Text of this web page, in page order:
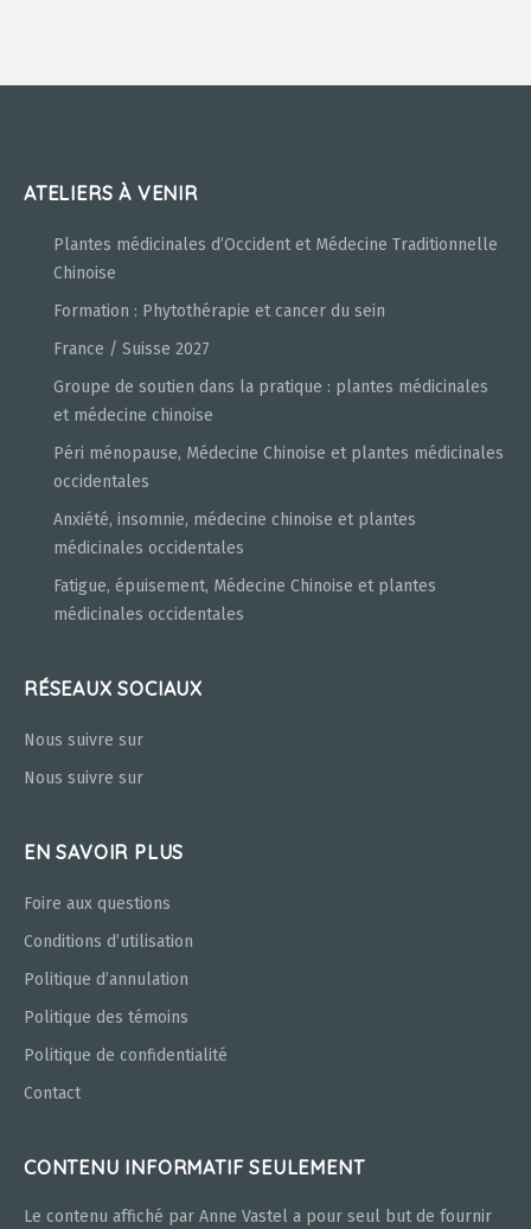
ATELIERS À VENIR
Plantes médicinales d’Occident et Médecine Traditionnelle
Chinoise
Formation : Phytothérapie et cancer du sein
France / Suisse 2027
Groupe de soutien dans la pratique : plantes médicinales
et médecine chinoise
Péri ménopause, Médecine Chinoise et plantes médicinales
occidentales
Anxiété, insomnie, médecine chinoise et plantes
médicinales occidentales
Fatigue, épuisement, Médecine Chinoise et plantes
médicinales occidentales
RÉSEAUX SOCIAUX
Nous suivre sur
Nous suivre sur
EN SAVOIR PLUS
Foire aux questions
Conditions d’utilisation
Politique d’annulation
Politique des témoins
Politique de confidentialité
Contact
CONTENU INFORMATIF SEULEMENT
Le contenu affiché par Anne Vastel a pour seul but de fournir